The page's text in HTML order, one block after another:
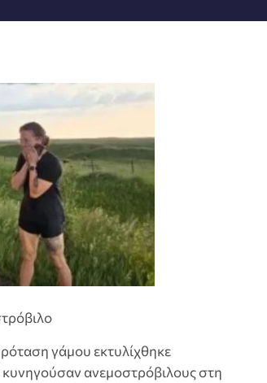
γάμου εκτυλίχθηκε
κυνηγούσαν ανεμοστρόβιλους στη